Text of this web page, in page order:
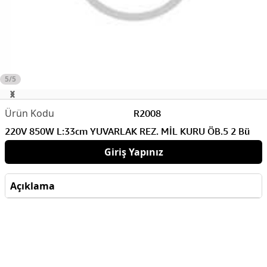
5/5
R2008
220V 850W L:33cm YUVARLAK REZ. MİL KURU ÖB.5 2 Bü
Giriş Yapınız
Açıklama